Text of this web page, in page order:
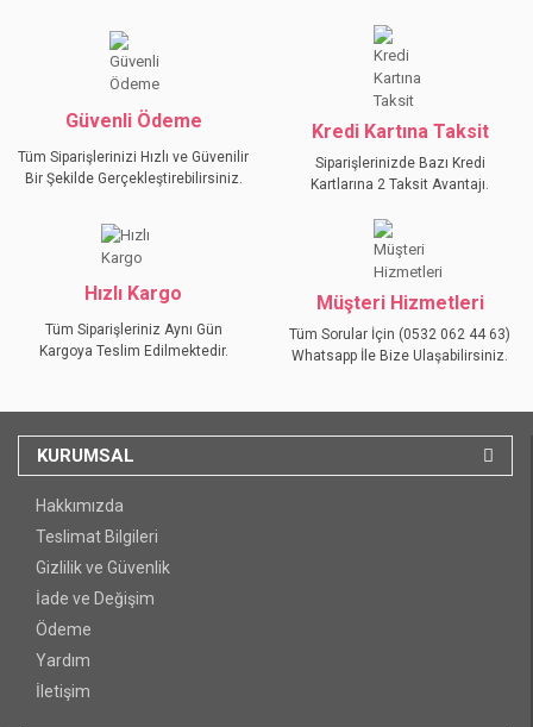
Ürün fiyatı diğer sitelerden daha pahalı.
Bu ürüne benzer farklı alternatifler olmalı.
Güvenli Ödeme
Tüm Siparişlerinizi Hızlı ve Güvenilir
Bir Şekilde Gerçekleştirebilirsiniz.
Kredi Kartına Taksit
Siparişlerinizde Bazı Kredi
Kartlarına 2 Taksit Avantajı.
Hızlı Kargo
Tüm Siparişleriniz Aynı Gün
Kargoya Teslim Edilmektedir.
Müşteri Hizmetleri
Tüm Sorular İçin (0532 062 44 63)
Whatsapp İle Bize Ulaşabilirsiniz.
KURUMSAL
Hakkımızda
Teslimat Bilgileri
Gizlilik ve Güvenlik
İade ve Değişim
Ödeme
Yardım
İletişim